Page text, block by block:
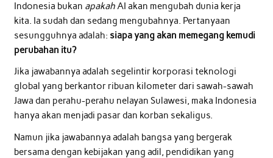
Indonesia bukan apakahAI akan mengubah dunia kerja
kita. Ia sudah dan sedang mengubahnya. Pertanyaan
sesungguhnya adalah: siapa yang akan memegang kemudi
perubahan itu?
Jika jawabannya adalah segelintir korporasi teknologi
global yang berkantor ribuan kilometer dari sawah-sawah
Jawa dan perahu-perahu nelayan Sulawesi, maka Indonesia
hanya akan menjadi pasar dan korban sekaligus.
Namun jika jawabannya adalah bangsa yang bergerak
bersama dengan kebijakan yang adil, pendidikan yang